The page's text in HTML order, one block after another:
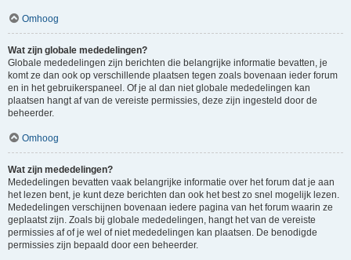
Omhoog
Wat zijn globale mededelingen?
Globale mededelingen zijn berichten die belangrijke informatie bevatten, je
komt ze dan ook op verschillende plaatsen tegen zoals bovenaan ieder forum
en in het gebruikerspaneel. Of je al dan niet globale mededelingen kan
plaatsen hangt af van de vereiste permissies, deze zijn ingesteld door de
beheerder.
Omhoog
Wat zijn mededelingen?
Mededelingen bevatten vaak belangrijke informatie over het forum dat je aan
het lezen bent, je kunt deze berichten dan ook het best zo snel mogelijk lezen.
Mededelingen verschijnen bovenaan iedere pagina van het forum waarin ze
geplaatst zijn. Zoals bij globale mededelingen, hangt het van de vereiste
permissies af of je wel of niet mededelingen kan plaatsen. De benodigde
permissies zijn bepaald door een beheerder.